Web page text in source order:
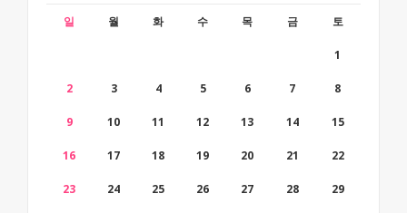
일 월 화 수 목 금 토
1
2 3 4 5 6 7 8
9 10 11 12 13 14 15
16 17 18 19 20 21 22
23 24 25 26 27 28 29